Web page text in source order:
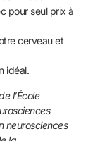
pour seul prix à
cerveau et
idéal.
l’École
neurosciences